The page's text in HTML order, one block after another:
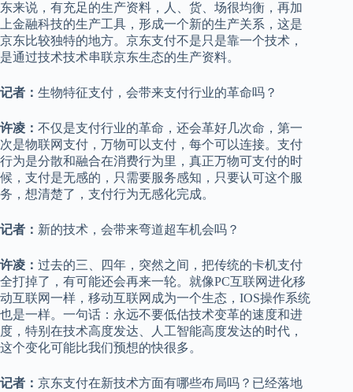
东来说，有充足的生产资料，人、货、场很均衡，再加
上金融科技的生产工具，形成一个新的生产关系，这是
京东比较独特的地方。京东支付不是只是靠一个技术，
是通过技术技术串联京东生态的生产资料。
记者： 生物特征支付，会带来支付行业的革命吗？
许凌： 不仅是支付行业的革命，还会革好几次命，第一
次是物联网支付，万物可以支付，每个可以连接。支付
行为是分散和融合在消费行为里，真正万物可支付的时
候，支付是无感的，只需要服务感知，只要认可这个服
务，想清楚了，支付行为无感化完成。
记者： 新的技术，会带来弯道超车机会吗？
许凌： 过去的三、四年，突然之间，把传统的卡机支付
全打掉了，有可能还会再来一轮。就像PC互联网进化移
动互联网一样，移动互联网成为一个生态，IOS操作系统
也是一样。一句话：永远不要低估技术变革的速度和进
度，特别在技术高度发达、人工智能高度发达的时代，
这个变化可能比我们预想的快很多。
记者： 京东支付在新技术方面有哪些布局吗？已经落地